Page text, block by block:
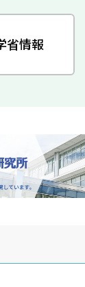
省情報